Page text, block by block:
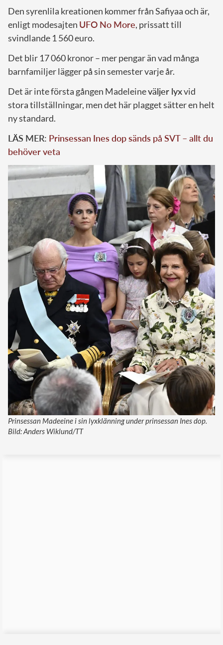
Den syrenlila kreationen kommer från Safiyaa och är,
enligt modesajten UFO No More, prissatt till
svindlande 1 560 euro.
Det blir 17 060 kronor – mer pengar än vad många
barnfamiljer lägger på sin semester varje år.
Det är inte första gången Madeleineväljer lyxvid
stora tillställningar, men det här plagget sätter en helt
ny standard.
LÄS MER: Prinsessan Ines dop sänds på SVT – allt du
behöver veta
Prinsessan Madeeine i sin lyxklänning under prinsessan Ines dop.
Bild: Anders Wiklund/TT